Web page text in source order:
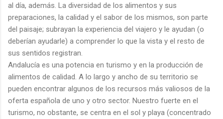
al día, además. La diversidad de los alimentos y sus
preparaciones, la calidad y el sabor de los mismos, son parte
del paisaje; subrayan la experiencia del viajero y le ayudan (o
deberían ayudarle) a comprender lo que la vista y el resto de
sus sentidos registran.
Andalucía es una potencia en turismo y en la producción de
alimentos de calidad. A lo largo y ancho de su territorio se
pueden encontrar algunos de los recursos más valiosos de la
oferta española de uno y otro sector. Nuestro fuerte en el
turismo, no obstante, se centra en el sol y playa (concentrado